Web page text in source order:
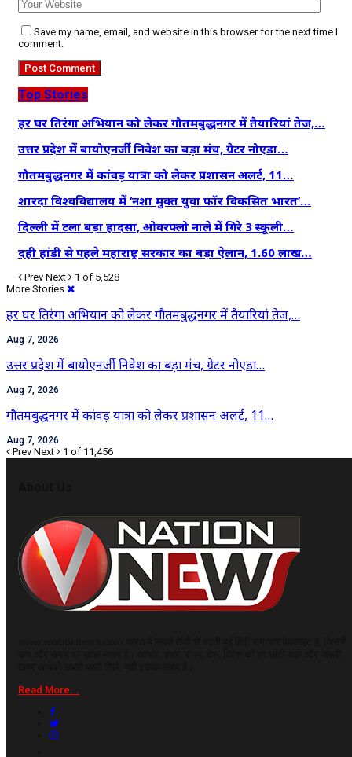
Save my name, email, and website in this browser for the next time I
comment.
Top Stories
हर घर तिरंगा अभियान को लेकर गौतमबुद्धनगर में तैयारियां तेज,…
उत्तर प्रदेश में बायोएनर्जी निवेश का बड़ा मंच, ग्रेटर नोएडा…
गौतमबुद्धनगर में कांवड़ यात्रा को लेकर प्रशासन अलर्ट, 11…
शारदा विश्वविद्यालय में ‘नशा मुक्त युवा फॉर विकसित भारत’…
दिल्ली में टला बड़ा हादसा, ओवरफ्लो नाले में गिरे 3 स्कूली…
दही हांडी से पहले महाराष्ट्र सरकार का बड़ा ऐलान, 1.60 लाख…
Prev Next
1 of 5,528
More Stories
हर घर तिरंगा अभियान को लेकर गौतमबुद्धनगर में तैयारियां तेज,…
Aug 7, 2026
उत्तर प्रदेश में बायोएनर्जी निवेश का बड़ा मंच, ग्रेटर नोएडा…
Aug 7, 2026
गौतमबुद्धनगर में कांवड़ यात्रा को लेकर प्रशासन अलर्ट, 11…
Aug 7, 2026
Prev Next 1 of 11,456
Read More...